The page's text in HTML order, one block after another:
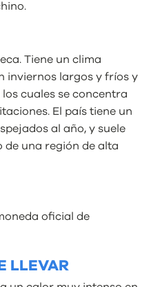
Tiene un clima
inviernos largos y fríos y
cuales se concentra
El país tiene un
al año, y suele
de una región de alta
oficial de
LLEVAR